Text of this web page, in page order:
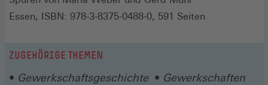
Essen, ISBN: 978-3-8375-0488-0, 591 Seiten
ZUGEHÖRIGE THEMEN
Gewerkschaftsgeschichte
Gewerkschaften